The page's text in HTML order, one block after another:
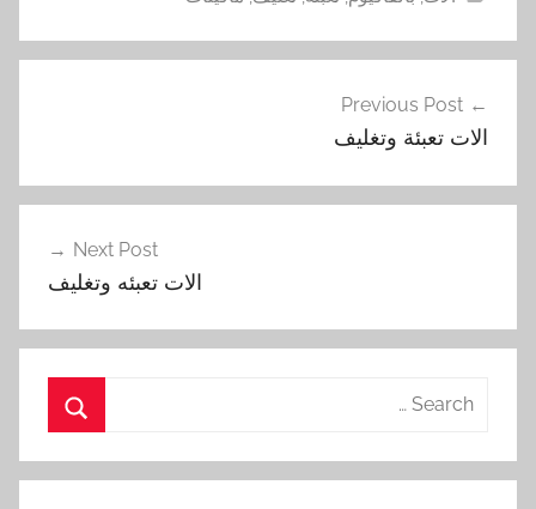
المقالات
Previous Post
الات تعبئة وتغليف
Next Post
الات تعبئه وتغليف
Search